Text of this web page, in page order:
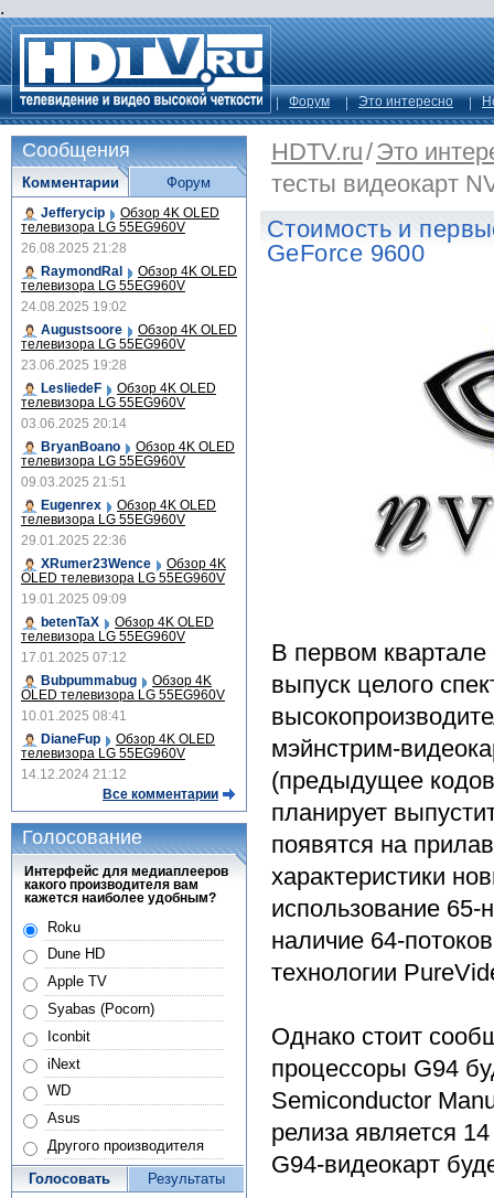
.
Форум Это интересно
HDTV.ru/Это
тесты видеокарт
Стоимость и
GeForce 9600
В первом
выпуск целого
мэйнстрим-
(предыдущее
планирует
появятся на
характеристики
использование
наличие 64-
технологии
Однако стоит
процессоры G94
Semiconductor
релиза является
G94-видеокарт
Сообщения
Комментарии
Jefferycip Обзор 4K OLED
телевизора LG 55EG960V
26.08.2025 21:28
RaymondRal
Обзор 4K OLED
телевизора LG 55EG960V
24.08.2025 19:02
Augustsoore
Обзор 4K OLED
телевизора LG 55EG960V
23.06.2025 19:28
LesliedeF
Обзор 4K OLED
телевизора LG 55EG960V
03.06.2025 20:14
BryanBoano
Обзор 4K OLED
телевизора LG 55EG960V
09.03.2025 21:51
Eugenrex
Обзор 4K OLED
телевизора LG 55EG960V
29.01.2025 22:36
XRumer23Wence
Обзор 4K
OLED телевизора LG 55EG960V
19.01.2025 09:09
betenTaX
Обзор 4K OLED
телевизора LG 55EG960V
17.01.2025 07:12
Bubpummabug
Обзор 4K
OLED телевизора LG 55EG960V
10.01.2025 08:41
DianeFup
Обзор 4K OLED
телевизора LG 55EG960V
14.12.2024 21:12
Все комментарии
Форум
Голосование
Интерфейс для медиаплееров
какого производителя вам
кажется наиболее удобным?
Roku
Dune HD
Apple TV
Syabas (Pocorn)
Iconbit
iNext
WD
Asus
Другого производителя
Голосовать Результаты